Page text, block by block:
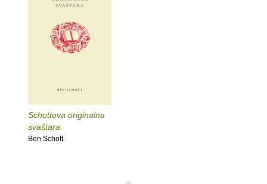
Schottova originalna
svaštara
Ben Schott